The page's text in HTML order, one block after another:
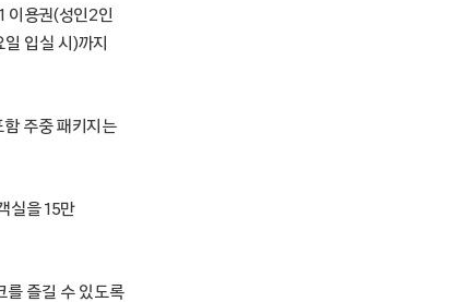
이용권(성인2인
입실 시)까지
주중 패키지는
실을 15만
를 즐길 수 있도록